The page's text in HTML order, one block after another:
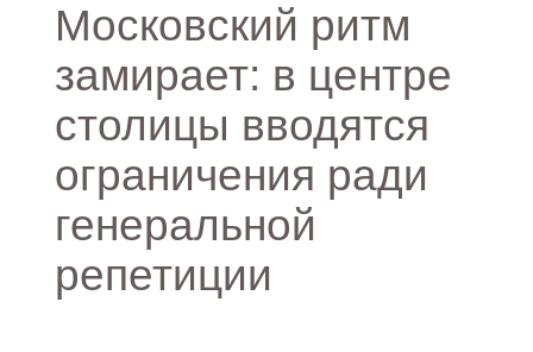
Московский ритм
замирает: в центре
столицы вводятся
ограничения ради
генеральной
репетиции